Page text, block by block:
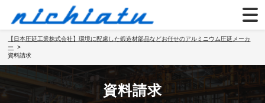
【日本圧延工業株式会社】環境に配慮した鍛造材部品などお任せのアルミニウム圧延メーカ
ー
資料請求
資料請求